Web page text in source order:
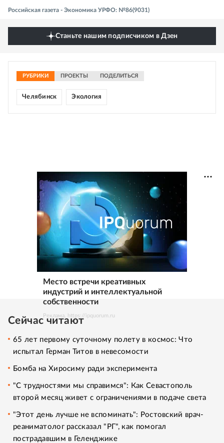
Российская газета - Экономика УРФО: №86(9031)
Станьте нашим подписчиком в Дзен
РУБРИКИ ПРОЕКТЫ ПОДЕЛИТЬСЯ
Челябинск Экология
Место встречи креативных
индустрий и интеллектуальной
собственности
Реклама. https://ipquorum.ru
Сейчас читают
65 лет первому суточному полету в космос: Что
испытал Герман Титов в невесомости
Бомба на Хиросиму ради эксперимента
"С трудностями мы справимся": Как Севастополь
второй месяц живет с ограничениями в подаче света
"Этот день лучше не вспоминать": Ростовский врач-
реаниматолог рассказал "РГ", как помогал
пострадавшим в Геленджике